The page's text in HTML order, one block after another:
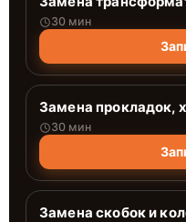
30 мин
Замена прокладок,
30 мин
Замена скобок и